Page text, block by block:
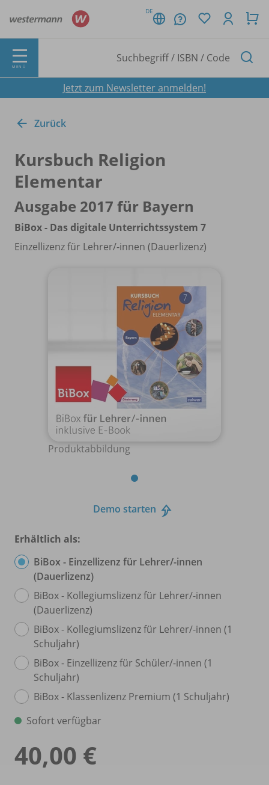
DE
MENÜ
Jetzt zum Newsletter anmelden!
Zurück
Kursbuch Religion
Elementar
Ausgabe 2017 für Bayern
BiBox - Das digitale Unterrichtssystem 7
Einzellizenz für Lehrer/-innen (Dauerlizenz)
Produktabbildung
Demo starten
Erhältlich als:
BiBox - Einzellizenz für Lehrer/-innen
(Dauerlizenz)
BiBox - Kollegiumslizenz für Lehrer/-innen
(Dauerlizenz)
BiBox - Kollegiumslizenz für Lehrer/-innen (1
Schuljahr)
BiBox - Einzellizenz für Schüler/-innen (1
Schuljahr)
BiBox - Klassenlizenz Premium (1 Schuljahr)
Sofort verfügbar
40,00 €